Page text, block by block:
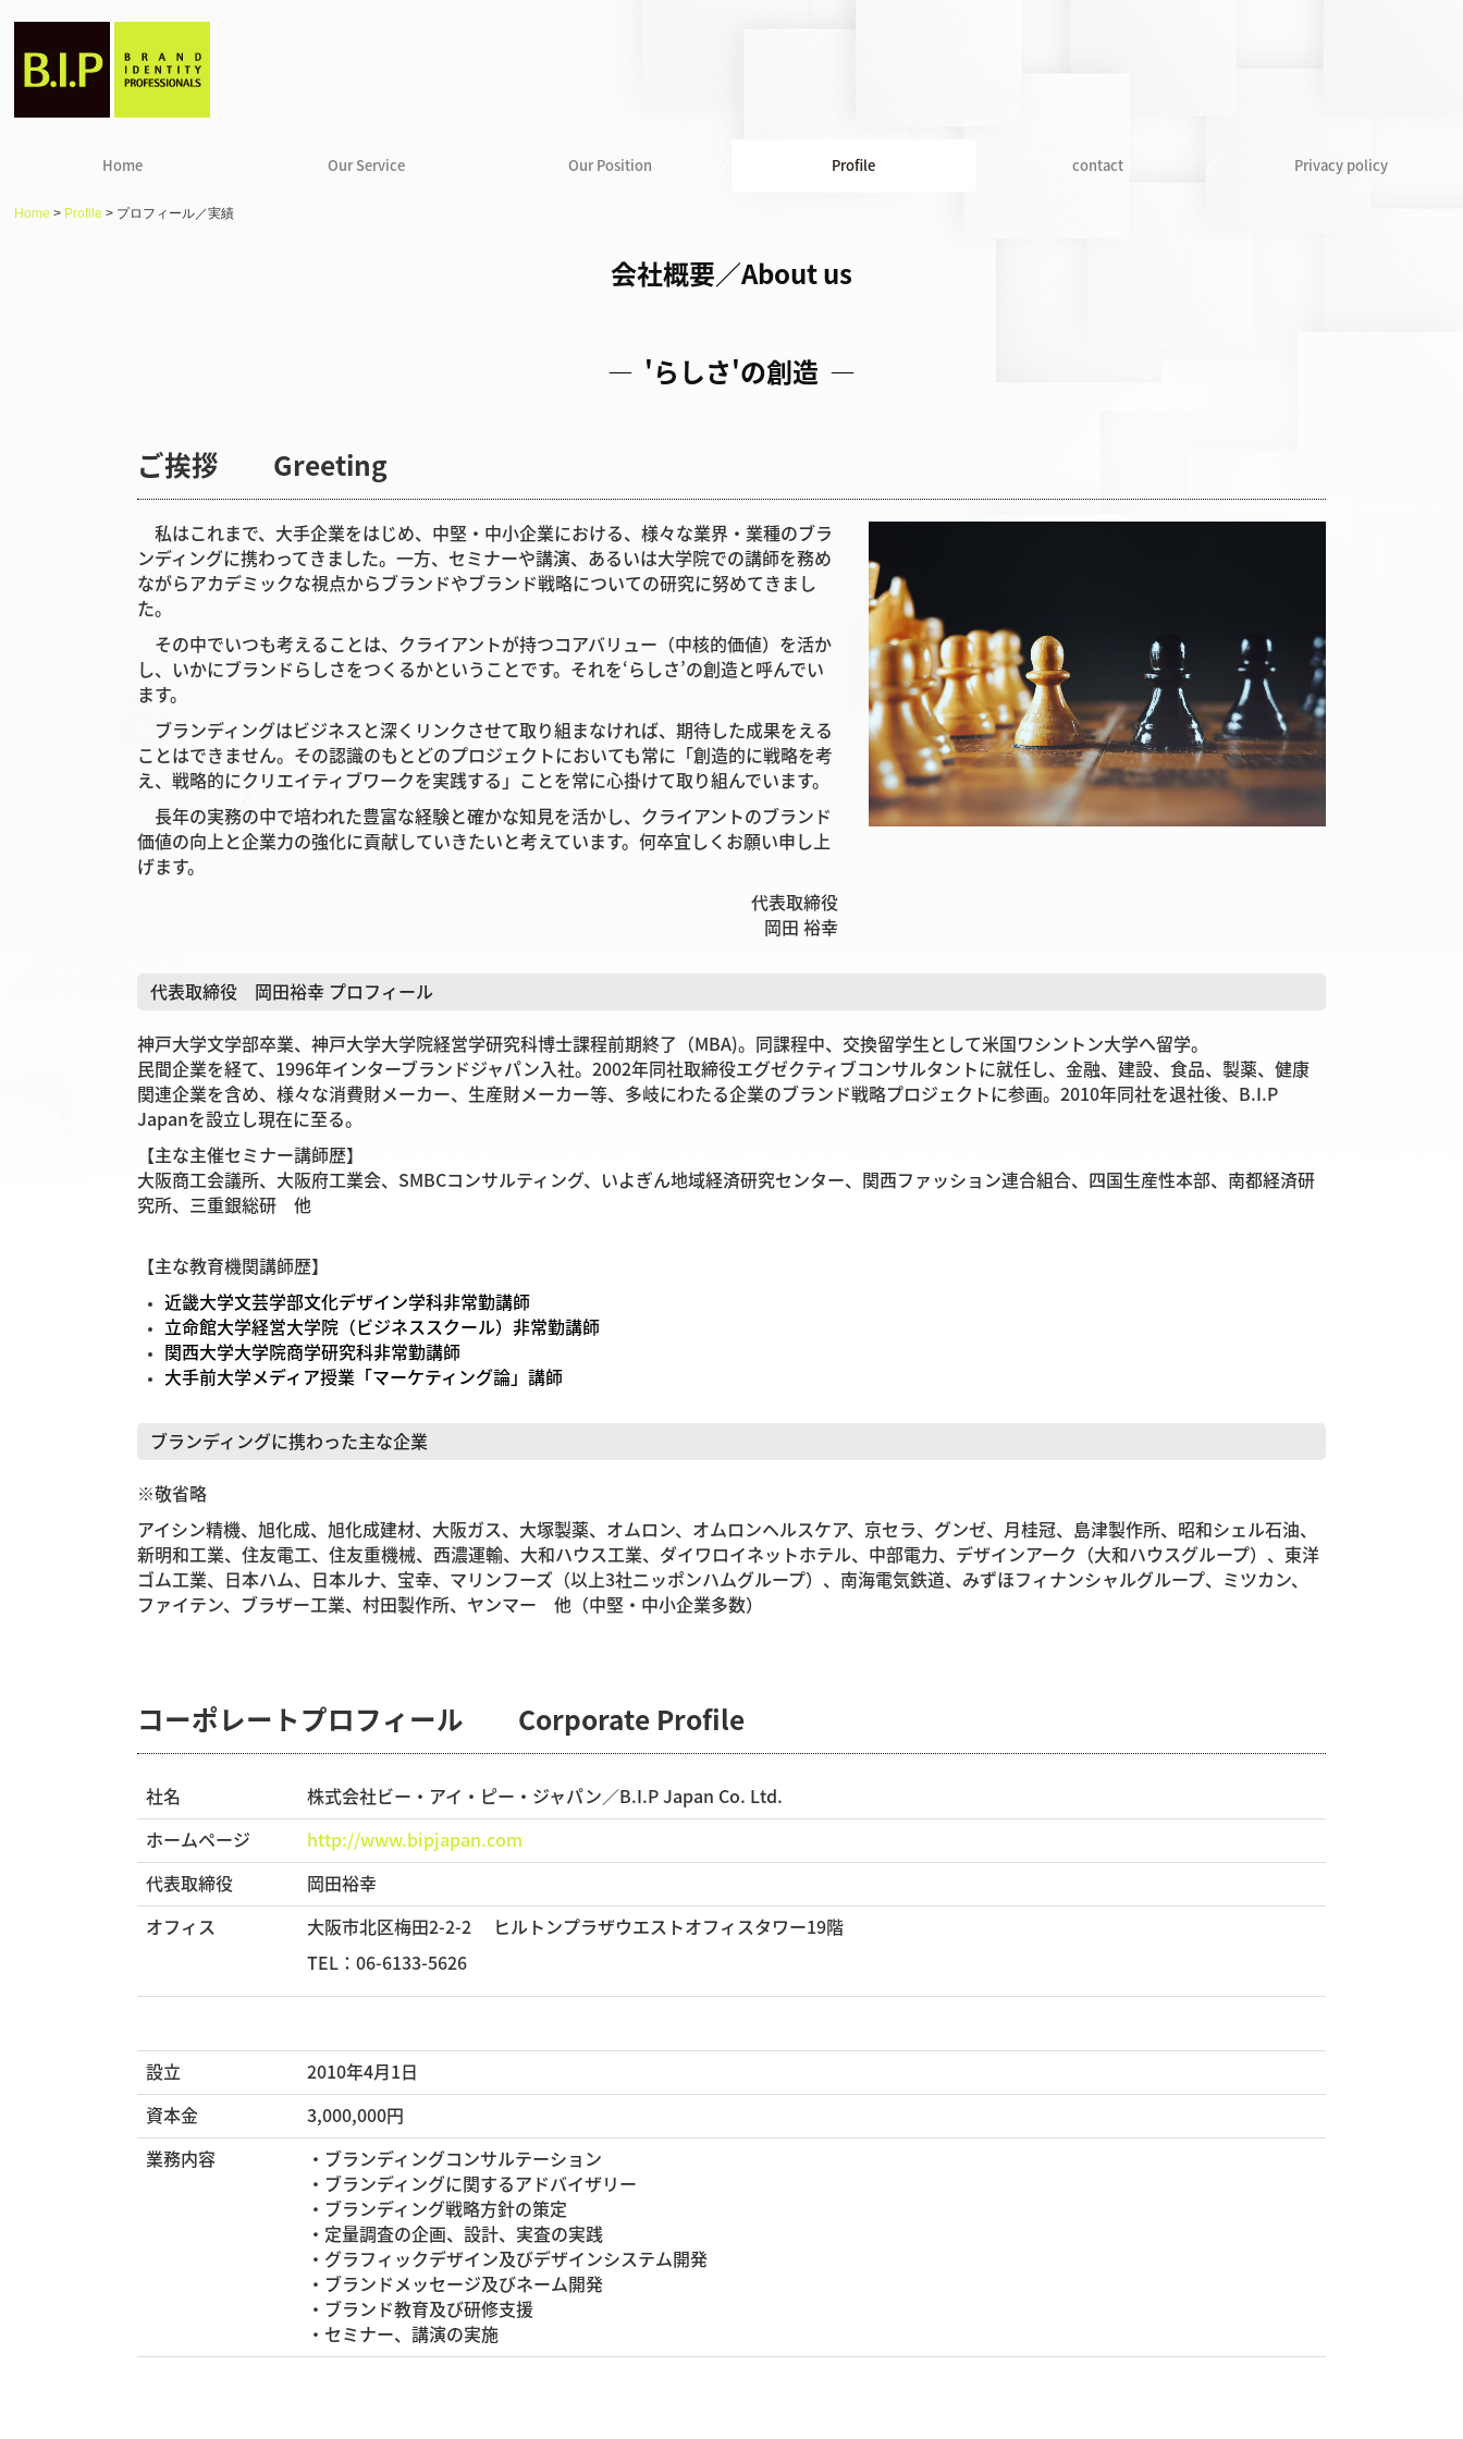
Home Our Service Our Position Profile contact Privacy policy
Home Profile プロフィール／実績
会社概要／About us
― 'らしさ'の創造 ―
ご挨拶 Greeting
私はこれまで、大手企業をはじめ、中堅・中小企業における、様々な業界・業種のブラ
ンディングに携わってきました。一方、セミナーや講演、あるいは大学院での講師を務め
ながらアカデミックな視点からブランドやブランド戦略についての研究に努めてきまし
た。
その中でいつも考えることは、クライアントが持つコアバリュー（中核的価値）を活か
し、いかにブランドらしさをつくるかということです。それを‘らしさ’の創造と呼んでい
ます。
ブランディングはビジネスと深くリンクさせて取り組まなければ、期待した成果をえる
ことはできません。その認識のもとどのプロジェクトにおいても常に「創造的に戦略を考
え、戦略的にクリエイティブワークを実践する」ことを常に心掛けて取り組んでいます。
長年の実務の中で培われた豊富な経験と確かな知見を活かし、クライアントのブランド
価値の向上と企業力の強化に貢献していきたいと考えています。何卒宜しくお願い申し上
げます。
代表取締役
岡田 裕幸
代表取締役 岡田裕幸 プロフィール
神戸大学文学部卒業、神戸大学大学院経営学研究科博士課程前期終了（MBA)。同課程中、交換留学生として米国ワシントン大学へ留学。
民間企業を経て、1996年インターブランドジャパン入社。2002年同社取締役エグゼクティブコンサルタントに就任し、金融、建設、食品、製薬、健康
関連企業を含め、様々な消費財メーカー、生産財メーカー等、多岐にわたる企業のブランド戦略プロジェクトに参画。2010年同社を退社後、B.I.P
Japanを設立し現在に至る。
【主な主催セミナー講師歴】
大阪商工会議所、大阪府工業会、SMBCコンサルティング、いよぎん地域経済研究センター、関西ファッション連合組合、四国生産性本部、南都経済研
究所、三重銀総研 他
【主な教育機関講師歴】
近畿大学文芸学部文化デザイン学科非常勤講師
立命館大学経営大学院（ビジネススクール）非常勤講師
関西大学大学院商学研究科非常勤講師
大手前大学メディア授業「マーケティング論」講師
ブランディングに携わった主な企業
※敬省略
アイシン精機、旭化成、旭化成建材、大阪ガス、大塚製薬、オムロン、オムロンヘルスケア、京セラ、グンゼ、月桂冠、島津製作所、昭和シェル石油、
新明和工業、住友電工、住友重機械、西濃運輸、大和ハウス工業、ダイワロイネットホテル、中部電力、デザインアーク（大和ハウスグループ）、東洋
ゴム工業、日本ハム、日本ルナ、宝幸、マリンフーズ（以上3社ニッポンハムグループ）、南海電気鉄道、みずほフィナンシャルグループ、ミツカン、
ファイテン、ブラザー工業、村田製作所、ヤンマー 他（中堅・中小企業多数）
コーポレートプロフィール Corporate Profile
社名
株式会社ビー・アイ・ピー・ジャパン／B.I.P Japan Co. Ltd.
ホームページ
http://www.bipjapan.com
代表取締役
岡田裕幸
オフィス
大阪市北区梅田2-2-2 ヒルトンプラザウエストオフィスタワー19階
TEL： 06-6133-5626
設立
2010年4月1日
資本金
3,000,000円
業務内容
・ブランディングコンサルテーション
・ブランディングに関するアドバイザリー
・ブランディング戦略方針の策定
・定量調査の企画、設計、実査の実践
・グラフィックデザイン及びデザインシステム開発
・ブランドメッセージ及びネーム開発
・ブランド教育及び研修支援
・セミナー、講演の実施